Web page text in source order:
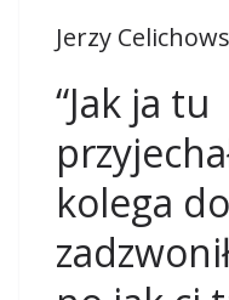
Jerzy
“Jak ja tu
kolega